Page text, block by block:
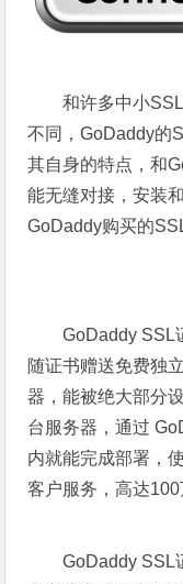
和许多中小
不同，GoDaddy的
其自身的特点，和
能无缝对接，安装
GoDaddy购买的
GoDaddy SSL
随证书赠送免费独
器，能被绝大部分
台服务器，通过
内就能完成部署，
客户服务，高达100
GoDaddy SSL